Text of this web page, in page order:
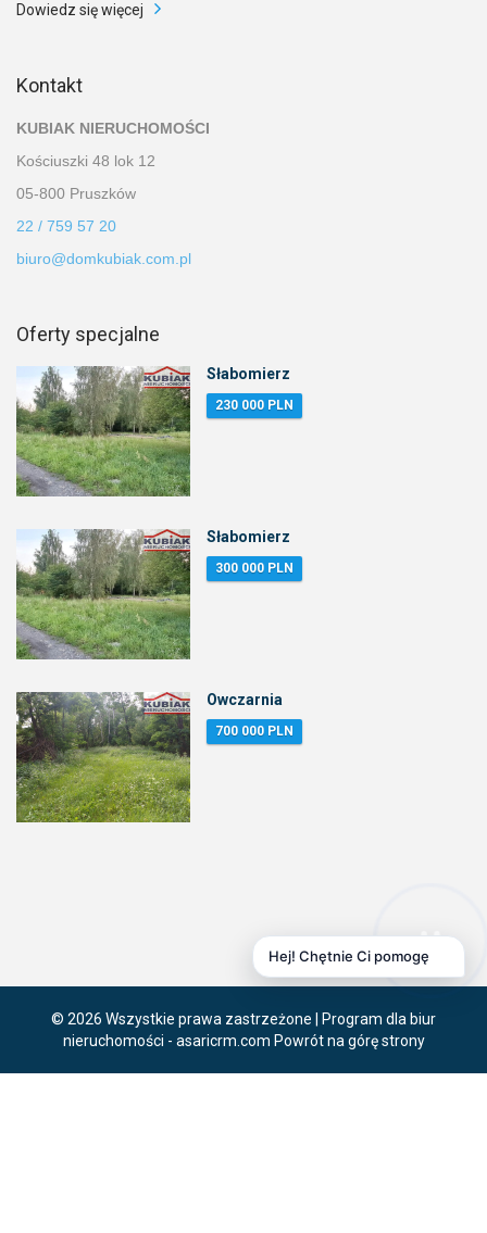
Dowiedz się więcej
Kontakt
KUBIAK NIERUCHOMOŚCI
Kościuszki 48 lok 12
05-800 Pruszków
22 / 759 57 20
biuro@domkubiak.com.pl
Oferty specjalne
Słabomierz
230 000 PLN
Słabomierz
300 000 PLN
Owczarnia
700 000 PLN
© 2026 Wszystkie prawa zastrzeżone | Program dla biur
nieruchomości - asaricrm.com Powrót na górę strony
Hej! Chętnie Ci pomogę